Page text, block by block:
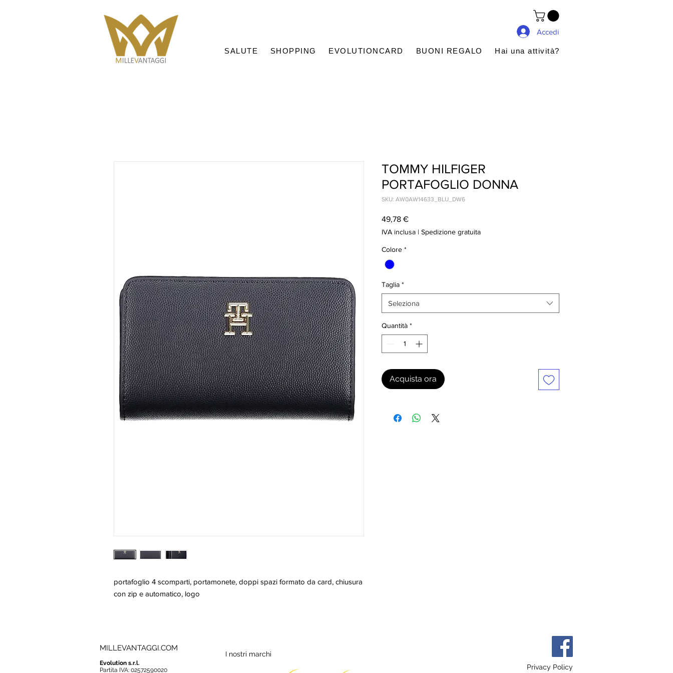
Accedi
SALUTE SHOPPING EVOLUTIONCARD BUONI REGALO Hai una attività?
portafoglio 4 scomparti, portamonete, doppi spazi formato da card, chiusura
con zip e automatico, logo
TOMMY HILFIGER
PORTAFOGLIO DONNA
SKU: AW0AW14633_BLU_DW6
49,78 €Prezzo
IVA inclusa | Spedizione gratuita
Colore *
Taglia *
Seleziona
Quantità *
Acquista ora
MILLEVANTAGGI.COM
Evolution s.r.l.
Partita IVA: 02572590020
I nostri marchi
Privacy Policy